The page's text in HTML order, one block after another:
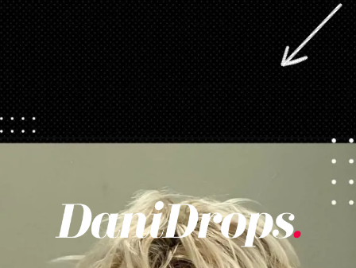
https://danidrops.com.br/tendencia-corte-de-cabelo-feminino-2025/